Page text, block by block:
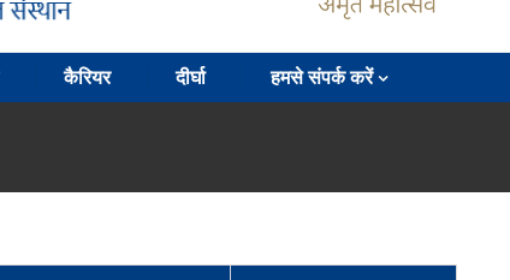
कैरियर दीर्घा हमसे संपर्क करें